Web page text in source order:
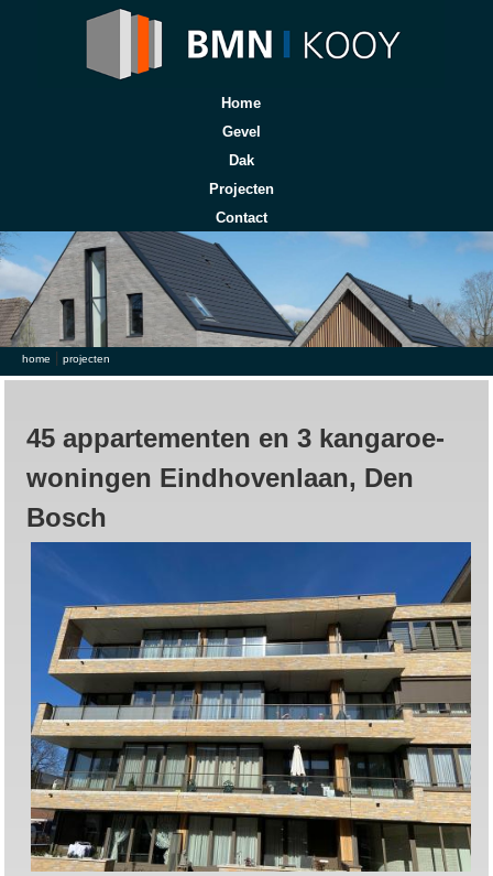
Home
Gevel
Dak
Projecten
Contact
U bent hier
home projecten
45 appartementen en 3 kangaroe-
woningen Eindhovenlaan, Den
Bosch